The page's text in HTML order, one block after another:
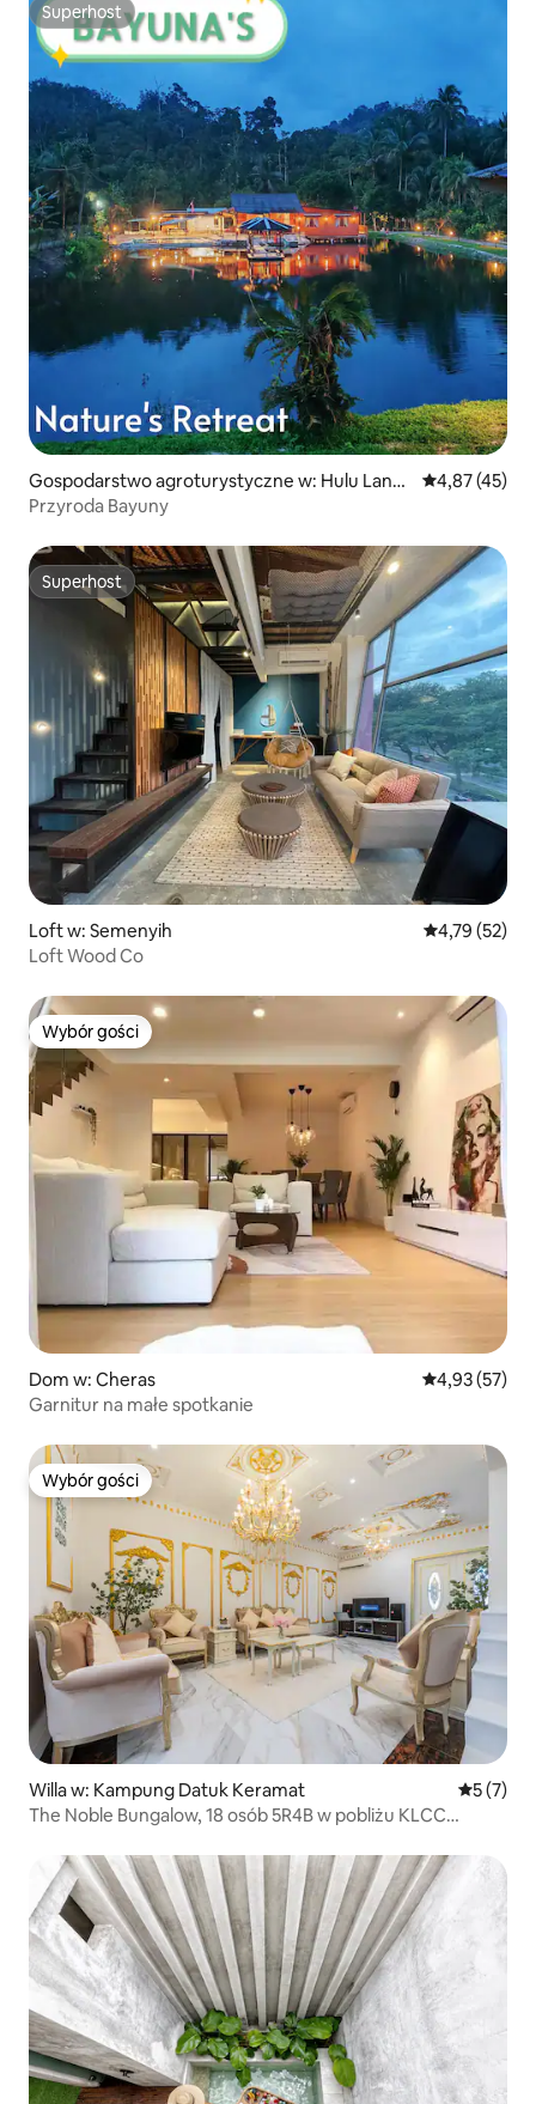
Superhost
Superhost
Gospodarstwo agroturystyczne w: Hulu Langa
t District
Średnia
4,87 (45)
Przyroda Bayuny
Superhost
Superhost
Loft w: Semenyih Średnia
4,79 (52)
Loft Wood Co
Wybór gości
Wybór gości
Dom w: Cheras Średnia
4,93 (57)
Garnitur na małe spotkanie
Wybór gości
Wybór gości
Willa w: Kampung Datuk Keramat Średnia
5 (7)
The Noble Bungalow, 18 osób 5R4B w pobliżu KLCC